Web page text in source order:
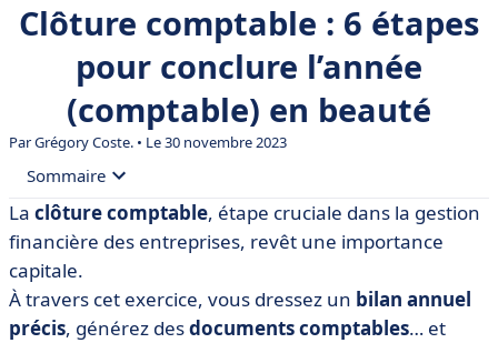
Clôture comptable : 6 étapes
pour conclure l’année
(comptable) en beauté
ParGrégory Coste. • Le 30 novembre 2023
Sommaire
• C’est quoi la clôture comptable ?
• Quelle est la date de la clôture comptable ?
• Comment se passe une clôture comptable ? Les
6 étapes à suivre
La clôture comptable, étape cruciale dans la gestion
financière des entreprises, revêt une importance
capitale.
À travers cet exercice, vous dressez un bilan annuel
précis, générez desdocuments comptables… et